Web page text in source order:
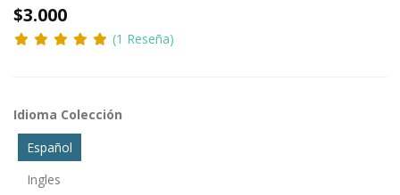
$3.000
(1 Reseña)
Idioma Colección
Español
Ingles